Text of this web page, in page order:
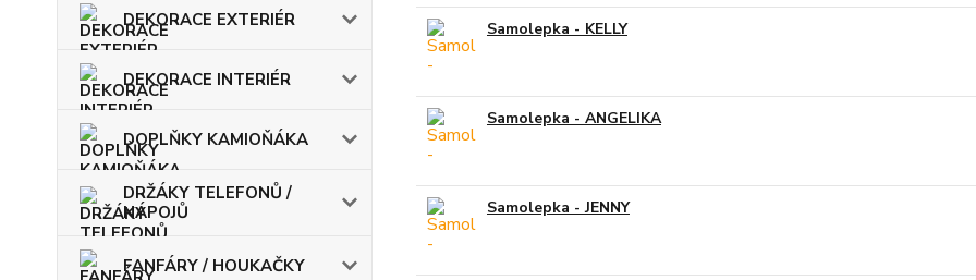
DEKORACE EXTERIÉR
DEKORACE INTERIÉR
DOPLŇKY KAMIOŇÁKA
DRŽÁKY TELEFONŮ /
NÁPOJŮ
FANFÁRY / HOUKAČKY
Samolepka - KELLY
Samolepka - ANGELIKA
Samolepka - JENNY